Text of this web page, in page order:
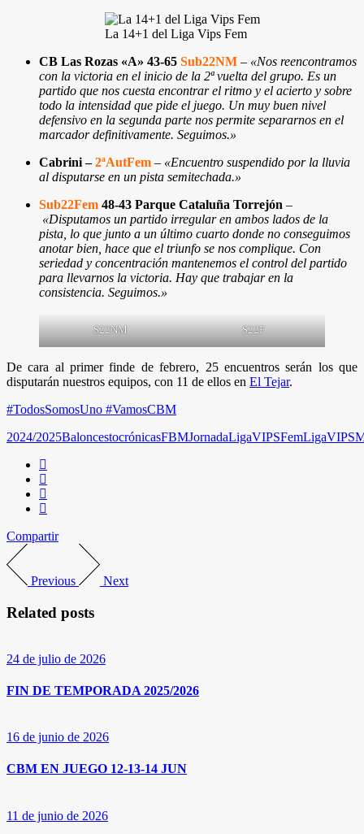
La 14+1 del Liga Vips Fem
CB Las Rozas «A» 43-65 Sub22NM – «Nos reencontramos
con la victoria en el inicio de la 2ª vuelta del grupo. Es un
partido que nos cuesta encontrar el ritmo y el acierto y sobre
todo la intensidad que pide el juego. Un muy buen nivel
defensivo en la segunda parte nos permite separarnos en el
marcador definitivamente. Seguimos.»
Cabrini –2ªAutFem – «Encuentro suspendido por la lluvia
al disputarse en un pista semitechada.»
Sub22Fem 48-43 Parque Cataluña Torrejón –
«Disputamos un partido irregular en ambos lados de la
pista, lo que junto a un último cuarto donde no conseguimos
anotar bien, hace que el triunfo se nos complique. Con
seriedad y concentración mantenemos el control del partido
para llevarnos la victoria. Hay que trabajar en la
consistencia. Seguimos.»
S22NM S22F
De cara al primer finde de febrero, 25 encuentros serán los que
disputarán nuestros equipos, con 11 de ellos en El Tejar.
#TodosSomosUno #VamosCBM
2024/2025BaloncestocrónicasFBMJornadaLigaVIPSFem
Compartir
Previous Next
Related posts
24 de julio de 2026
FIN DE TEMPORADA 2025/2026
16 de junio de 2026
CBM EN JUEGO 12-13-14 JUN
11 de junio de 2026